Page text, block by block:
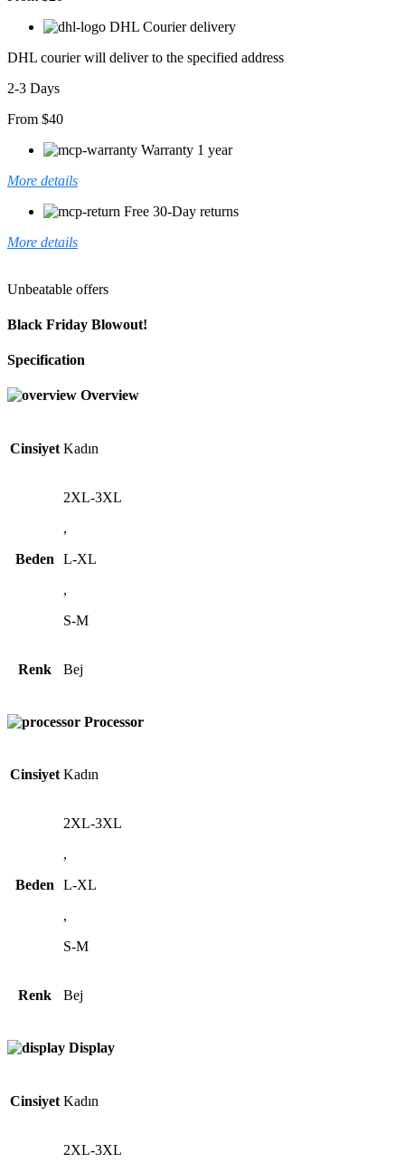
DHL Courier delivery
DHL courier will deliver to the specified address
2-3 Days
From $40
Warranty 1 year
More details
Free 30-Day returns
More details
Unbeatable offers
Black Friday Blowout!
Specification
Overview
Cinsiyet Kadın
Beden
2XL-3XL
,
L-XL
,
S-M
Renk Bej
Processor
Cinsiyet Kadın
Beden
2XL-3XL
,
L-XL
,
S-M
Renk Bej
Display
Cinsiyet Kadın
2XL-3XL